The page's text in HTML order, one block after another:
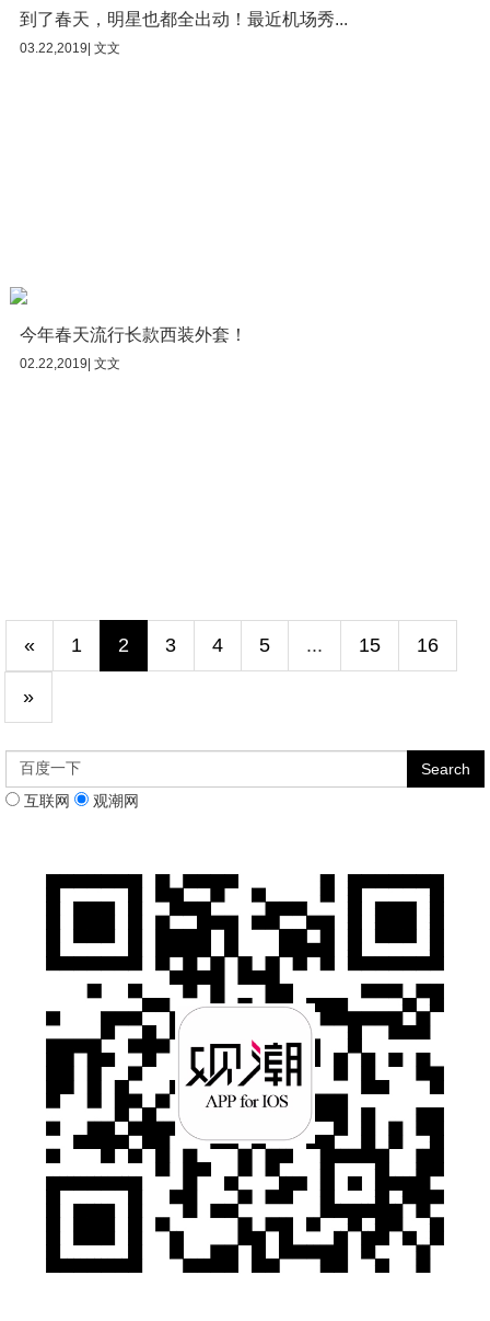
到了春天，明星也都全出动！最近机场秀...
03.22,2019| 文文
今年春天流行长款西装外套！
02.22,2019| 文文
« 1 2 3 4 5 ... 15 16
»
互联网 观潮网